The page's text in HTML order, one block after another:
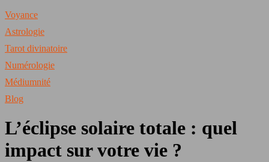
Voyance
Astrologie
Tarot divinatoire
Numérologie
Médiumnité
Blog
L’éclipse solaire totale : quel
impact sur votre vie ?